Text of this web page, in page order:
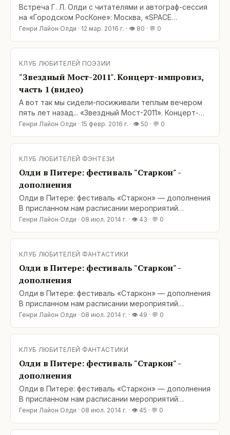
Встреча Г. Л. Олди с читателями и автограф-сессия
на «Городском РосКоне»: Москва, «SPACE
MOSCOW» (Кутузовский проспект, дом 36,
Ближайшие станции метро — Кутузовская и Парк
Победы. Сайт «Городского РосКона»:
Генри Лайон Олди · 12 мар. 2016 г. · 👁 80 · 💬 0
КЛУБ ЛЮБИТЕЛЕЙ ПОЭЗИИ
"Звездный Мост-2011". Концерт-импровиз,
часть 1 (видео)
А вот так мы сидели-посиживали теплым вечером
пять лет назад... «Звездный Мост-2011». Концерт-
импровиз, часть 1 (видео).
Генри Лайон Олди · 15 февр. 2016 г. · 👁 50 · 💬 0
КЛУБ ЛЮБИТЕЛЕЙ ФЭНТЕЗИ
Олди в Питере: фестиваль "Старкон" -
дополнения
Олди в Питере: фестиваль «Старкон» — дополнения
В присланном нам расписании мероприятий
значится еще одна встреча: 13 июля (воскресенье),
автограф-сессия на стенде «Буквоеда». Добро
пожаловать! Адрес: Санкт-Петербург, ВК
«Ленэкспо» (Большой пр.
Генри Лайон Олди · 08 июл. 2014 г. · 👁 43 · 💬 0
КЛУБ ЛЮБИТЕЛЕЙ ФАНТАСТИКИ
Олди в Питере: фестиваль "Старкон" -
дополнения
Олди в Питере: фестиваль «Старкон» — дополнения
В присланном нам расписании мероприятий
значится еще одна встреча: 13 июля (воскресенье),
автограф-сессия на стенде «Буквоеда». Добро
пожаловать! Адрес: Санкт-Петербург, ВК
«Ленэкспо» (Большой пр.
Генри Лайон Олди · 08 июл. 2014 г. · 👁 49 · 💬 0
КЛУБ ЛЮБИТЕЛЕЙ ФАНТАСТИКИ
Олди в Питере: фестиваль "Старкон" -
дополнения
Олди в Питере: фестиваль «Старкон» — дополнения
В присланном нам расписании мероприятий
значится еще одна встреча: 13 июля (воскресенье),
автограф-сессия на стенде «Буквоеда». Добро
Генри Лайон Олди · 08 июл. 2014 г. · 👁 45 · 💬 0